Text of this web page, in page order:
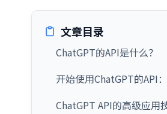
文章目录
ChatGPT的API是什么？
开始使用ChatGPT的API
ChatGPT API的高级应用